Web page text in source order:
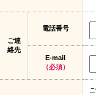
ご連
絡先
電話番号
E-mail
（必須）